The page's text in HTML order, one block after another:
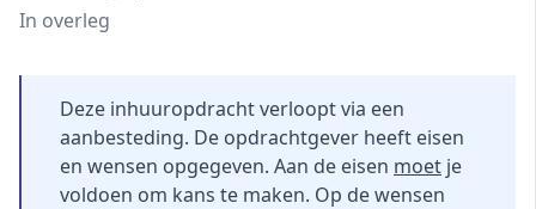
In overleg
Deze inhuuropdracht verloopt via een
aanbesteding. De opdrachtgever heeft eisen
en wensen opgegeven. Aan de eisen moet je
voldoen om kans te maken. Op de wensen